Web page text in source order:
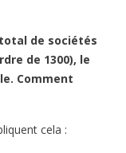
de sociétés
de 1300), le
Comment
cela :